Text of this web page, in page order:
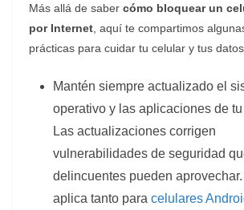
Más allá de saber cómo bloquear un
por Internet , aquí te compartimos
prácticas para cuidar tu celular y tus
Mantén siempre actualizado el
operativo y las aplicaciones de
Las actualizaciones corrigen
vulnerabilidades de seguridad
delincuentes pueden
aplica tanto para celulares